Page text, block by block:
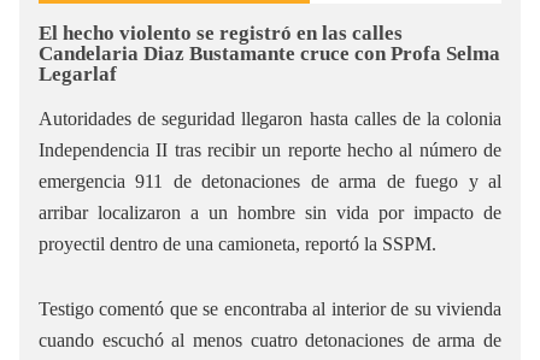
El hecho violento se registró en las calles
Candelaria Diaz Bustamante cruce con Profa Selma
Legarlaf
Autoridades de seguridad llegaron hasta calles de la colonia
Independencia II tras recibir un reporte hecho al número de
emergencia 911 de detonaciones de arma de fuego y al
arribar localizaron a un hombre sin vida por impacto de
proyectil dentro de una camioneta, reportó la SSPM.
Testigo comentó que se encontraba al interior de su vivienda
cuando escuchó al menos cuatro detonaciones de arma de